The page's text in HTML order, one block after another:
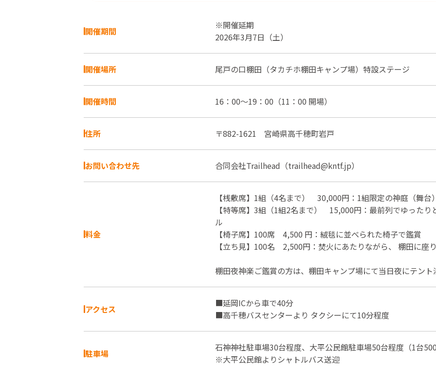
開催期間
※開催延期
2026年3月7日（土）
開催場所 尾戸の口棚田（タカチホ棚田キャンプ場）特設ステージ
開催時間 16：00～19：00（11：00 開場）
住所 〒882-1621 宮崎県高千穂町岩戸
お問い合わせ先 合同会社Trailhead（trailhead@kntf.jp）
料金
【桟敷席】1組（4名まで） 30,000円：1組限定の神庭（舞台
【特等席】3組（1組2名まで） 15,000円：最前列でゆったり
ル
【椅子席】100席 4,500 円：絨毯に並べられた椅子で鑑賞
【立ち見】100名 2,500円：焚火にあたりながら、 棚田に座
棚田夜神楽ご鑑賞の方は、棚田キャンプ場にて当日夜にテン
アクセス
■延岡ICから車で40分
■高千穂バスセンターより タクシーにて10分程度
駐車場
石神神社駐車場30台程度、大平公民館駐車場50台程度（1台
※大平公民館よりシャトルバス送迎